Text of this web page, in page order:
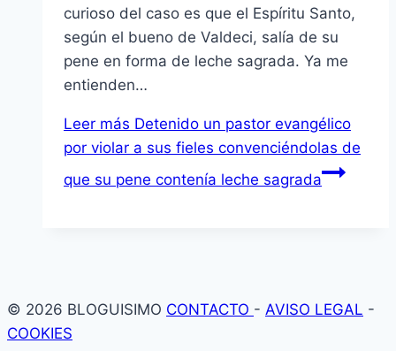
curioso del caso es que el Espí­ritu Santo,
según el bueno de Valdeci, salí­a de su
pene en forma de leche sagrada. Ya me
entienden…
Leer más Detenido un pastor evangélico
por violar a sus fieles convenciéndolas de
que su pene contení­a leche sagrada
© 2026 BLOGUISIMO CONTACTO - AVISO LEGAL -
COOKIES